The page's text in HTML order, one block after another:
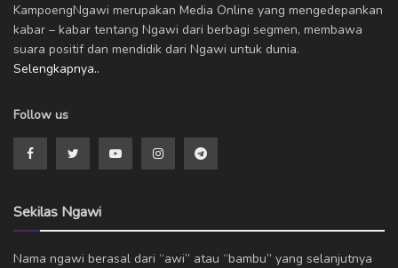
KampoengNgawi merupakan Media Online yang mengedepankan
kabar – kabar tentang Ngawi dari berbagi segmen, membawa
suara positif dan mendidik dari Ngawi untuk dunia.
Selengkapnya..
Follow us
Sekilas Ngawi
Nama ngawi berasal dari “awi” atau “bambu” yang selanjutnya